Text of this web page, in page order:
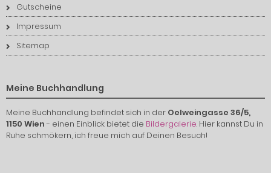
Gutscheine
Impressum
Sitemap
Meine Buchhandlung
Meine Buchhandlung befindet sich in der Oelweingasse 36/5,
1150 Wien- einen Einblick bietet die Bildergalerie. Hier kannst Du in
Ruhe schmökern, ich freue mich auf Deinen Besuch!